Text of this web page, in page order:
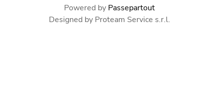
Powered by Passepartout
Designed by Proteam Service s.r.l.